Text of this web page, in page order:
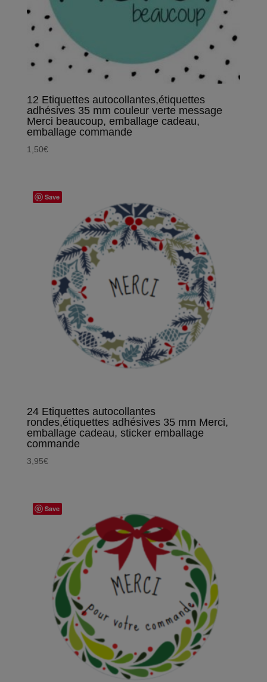
12 Etiquettes autocollantes,étiquettes
adhésives 35 mm couleur verte message
Merci beaucoup, emballage cadeau,
emballage commande
1,50€
Save
24 Etiquettes autocollantes
rondes,étiquettes adhésives 35 mm Merci,
emballage cadeau, sticker emballage
commande
3,95€
Save